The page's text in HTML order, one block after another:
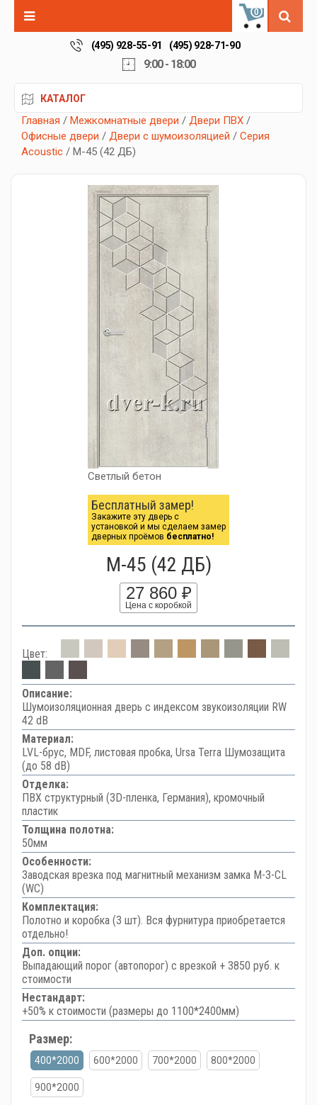
0
(495) 928-55-91 (495) 928-71-90
9:00 - 18:00
КАТАЛОГ
Главная / Межкомнатные двери / Двери ПВХ /
Офисные двери / Двери с шумоизоляцией / Серия
Acoustic / М-45 (42 ДБ)
Светлый бетон
Бесплатный замер!
Закажите эту дверь с
установкой и мы сделаем замер
дверных проёмов бесплатно!
М-45 (42 ДБ)
27 860 ₽
Цена с коробкой
Цвет:
Описание:
Шумоизоляционная дверь с индексом звукоизоляции RW
42 dB
Материал:
LVL-брус, MDF, листовая пробка, Ursa Terra Шумозащита
(до 58 dB)
Отделка:
ПВХ структурный (3D-пленка, Германия), кромочный
пластик
Толщина полотна:
50мм
Особенности:
Заводская врезка под магнитный механизм замка M-3-CL
(WC)
Комплектация:
Полотно и коробка (3 шт). Вся фурнитура приобретается
отдельно!
Доп. опции:
Выпадающий порог (автопорог) с врезкой + 3850 руб. к
стоимости
Нестандарт:
+50% к стоимости (размеры до 1100*2400мм)
Размер:
400*2000 600*2000 700*2000 800*2000
900*2000